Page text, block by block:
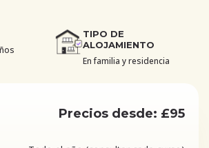
TIPO DE
ALOJAMIENTO
En familia y residencia
Precios desde: £95